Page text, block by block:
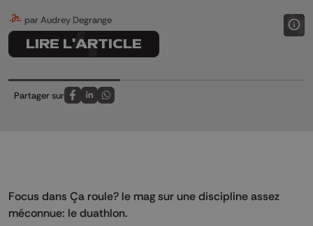
par Audrey Degrange
LIRE L'ARTICLE
Partager sur
Partagez sur FaceBook
Partagez sur LinkedIn
Partagez sur Whatsapp
Focus dans Ça roule? le mag sur une discipline assez
méconnue: le duathlon.